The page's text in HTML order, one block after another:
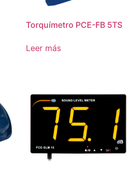
Torquímetro PCE-FB 5TS
Leer más